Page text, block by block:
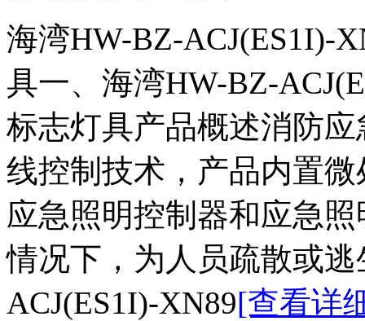
海湾HW-BZ-ACJ(ES1I)-
具一、海湾HW-BZ-
标志灯具产品概述消防
线控制技术，产品内置
应急照明控制器和应急
情况下，为人员疏散或
ACJ(ES1I)-XN89[查看详